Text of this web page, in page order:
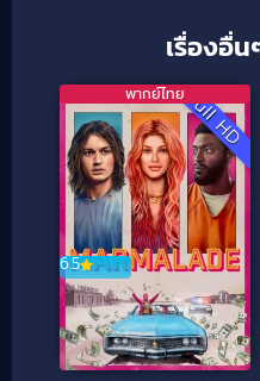
เรื่องอื่
Full HD
6.5
พากย์ไทย